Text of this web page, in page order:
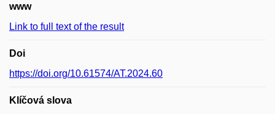
www
Link to full text of the result
Doi
https://doi.org/10.61574/AT.2024.60
Klíčová slova